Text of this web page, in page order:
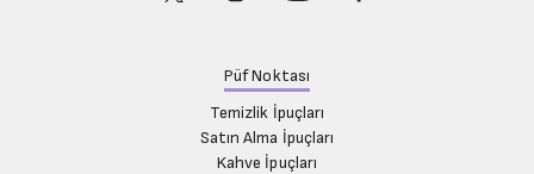
Püf Noktası
Temizlik İpuçları
Satın Alma İpuçları
Kahve İpuçları